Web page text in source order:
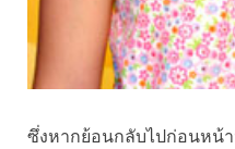
ซึ่งหากย้อนกลับไปก่อนหน้